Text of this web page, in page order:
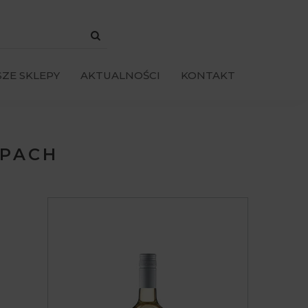
SKLEPY AKTUALNOŚCI KONTAKT